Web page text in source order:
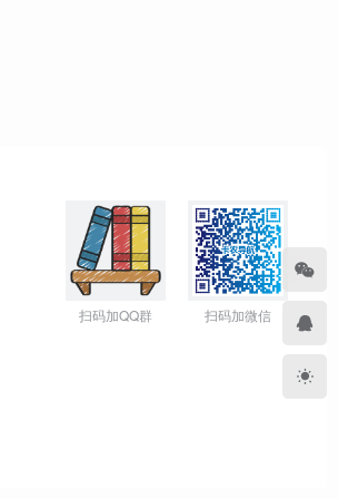
扫码加QQ群 扫码加微信